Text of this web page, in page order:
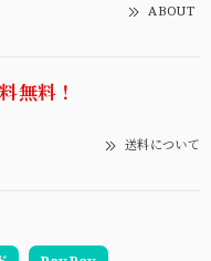
ABOUT
無料！
送料について